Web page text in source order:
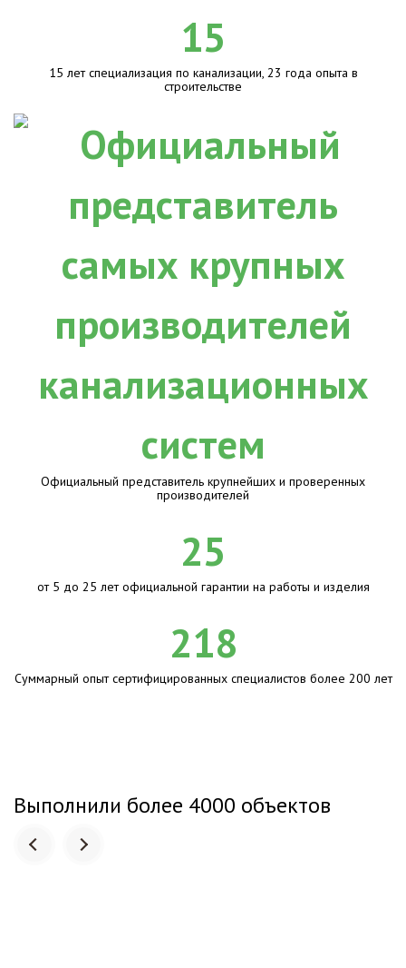
15
15 лет специализация по канализации, 23 года опыта в
строительстве
Официальный представитель крупнейших и проверенных
производителей
25
от 5 до 25 лет официальной гарантии на работы и изделия
218
Суммарный опыт сертифицированных специалистов более 200 лет
Выполнили более 4000 объектов